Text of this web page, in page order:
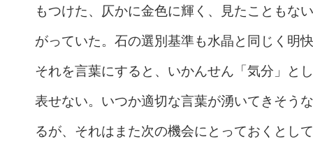
もつけた、仄かに金色に輝く、見たこともな
がっていた。石の選別基準も水晶と同じく明
それを言葉にすると、いかんせん「気分」と
表せない。いつか適切な言葉が湧いてきそう
るが、それはまた次の機会にとっておくとし